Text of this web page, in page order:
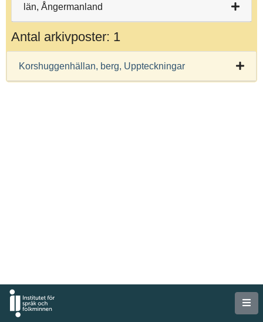
län, Ångermanland
Antal arkivposter: 1
Korshuggenhällan, berg, Uppteckningar